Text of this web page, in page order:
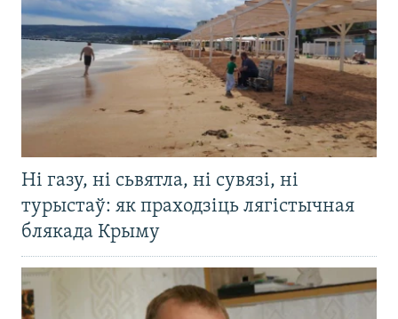
Ні газу, ні сьвятла, ні сувязі, ні
турыстаў: як праходзіць лягістычная
блякада Крыму